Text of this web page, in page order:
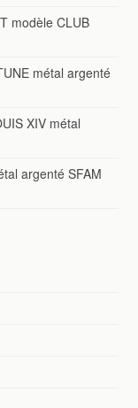
modèle CLUB
métal argenté
XIV métal
argenté SFAM